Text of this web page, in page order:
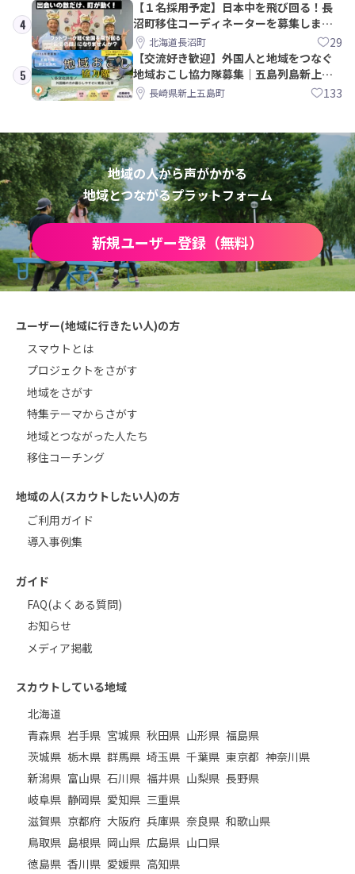
4
【１名採用予定】日本中を飛び回る！長
沼町移住コーディネーターを募集しま
す！北海道長沼町 29
5
【交流好き歓迎】外国人と地域をつなぐ
地域おこし協力隊募集｜五島列島新上五
島町長崎県新上五島町 133
地域の人から声がかかる
地域とつながるプラットフォーム
新規ユーザー登録（無料）
ユーザー(地域に行きたい人)の方
スマウトとは
プロジェクトをさがす
地域をさがす
特集テーマからさがす
地域とつながった人たち
移住コーチング
地域の人(スカウトしたい人)の方
ご利用ガイド
導入事例集
ガイド
FAQ(よくある質問)
お知らせ
メディア掲載
スカウトしている地域
北海道
青森県 岩手県 宮城県 秋田県 山形県 福島県
茨城県 栃木県 群馬県 埼玉県 千葉県 東京都 神奈川県
新潟県 富山県 石川県 福井県 山梨県 長野県
岐阜県 静岡県 愛知県 三重県
滋賀県 京都府 大阪府 兵庫県 奈良県 和歌山県
鳥取県 島根県 岡山県 広島県 山口県
徳島県 香川県 愛媛県 高知県